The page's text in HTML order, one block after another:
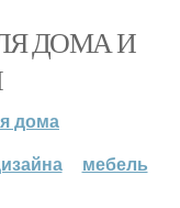
ДОМА И
дома
мебель